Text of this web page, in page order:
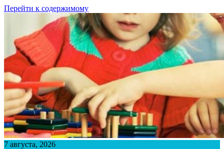
Перейти к содержимому
7 августа, 2026